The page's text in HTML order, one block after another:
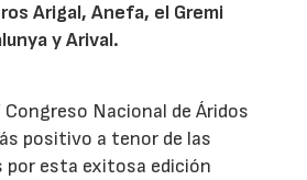
Arigal, Anefa, el Gremi
y Arival.
Congreso Nacional de Áridos
positivo a tenor de las
por esta exitosa edición